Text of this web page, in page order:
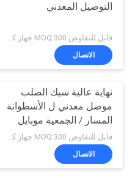
التوصيل المعدني
قابل للتفاوض MOQ:300 جهاز كمبيوتر شخصى
الاتصال
نهاية عالية سيك الصلب
موصل معدني ل الأسطوانة
المسار / الجمعية موبايل
عربة
قابل للتفاوض MOQ:300 جهاز كمبيوتر شخصى
الاتصال